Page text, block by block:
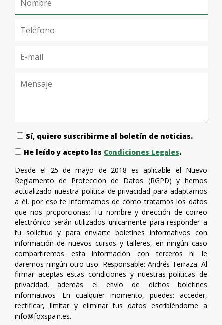
Sí, quiero suscribirme al boletín de noticias.
He leído y acepto las Condiciones Legales.
Desde el 25 de mayo de 2018 es aplicable el Nuevo
Reglamento de Protección de Datos (RGPD) y hemos
actualizado nuestra política de privacidad para adaptarnos
a él, por eso te informamos de cómo tratamos los datos
que nos proporcionas: Tu nombre y dirección de correo
electrónico serán utilizados únicamente para responder a
tu solicitud y para enviarte boletines informativos con
información de nuevos cursos y talleres, en ningún caso
compartiremos esta información con terceros ni le
daremos ningún otro uso. Responsable: Andrés Terraza. Al
firmar aceptas estas condiciones y nuestras políticas de
privacidad, además el envío de dichos boletines
informativos. En cualquier momento, puedes: acceder,
rectificar, limitar y eliminar tus datos escribiéndome a
info@foxspain.es.